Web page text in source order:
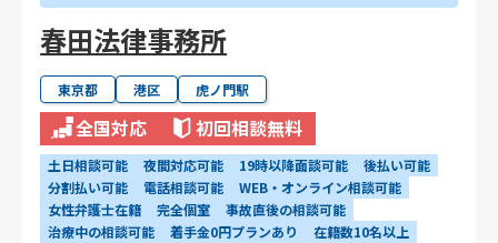
春田法律事務所
東京都 港区 虎ノ門駅
全国対応 初回相談無料
土日相談可能 夜間対応可能 19時以降面談可能
後払い可能
分割払い可能
電話相談可能
WEB・オンライン相談可能
女性弁護士在籍
完全個室
事故直後の相談可能
治療中の相談可能
着手金0円プランあり
在籍数10名以上